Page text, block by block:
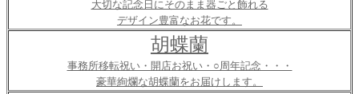
大切な記念日にそのまま器ごと飾れる
デザイン豊富なお花です。
胡蝶蘭
事務所移転祝い・開店お祝い・○周年記念・・・
豪華絢爛な胡蝶蘭をお届けします。